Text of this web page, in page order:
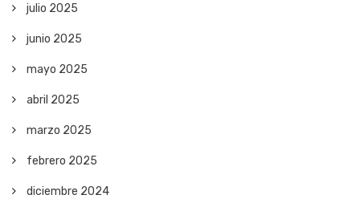
julio 2025
junio 2025
mayo 2025
abril 2025
marzo 2025
febrero 2025
diciembre 2024